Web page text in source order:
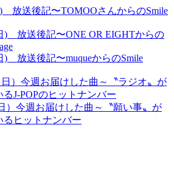
送後記〜TOMOOさんからのSmile
放送後記〜ONE OR EIGHTからの
放送後記〜muqueからのSmile
）今週お届けした曲～〝ラジオ〟が
J-POPのヒットナンバー
今週お届けした曲～〝願い事〟が
るヒットナンバー